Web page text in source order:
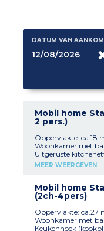
DATUM VAN
Mobil home
2 pers.)
Oppervlakte: ca.18
Woonkamer met
Uitgeruste
koelkast/vriezer,
1 badkamer met
Overdekt terras
Max. capaciteit 2
MEER WEERGEVEN
Mobil home
(2ch-4pers)
Oppervlakte: ca.27
Woonkamer met
Keukenhoek